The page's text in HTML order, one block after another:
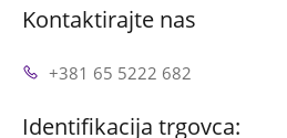
Kontaktirajte nas
+381 65 5222 682
Identifikacija trgovca: